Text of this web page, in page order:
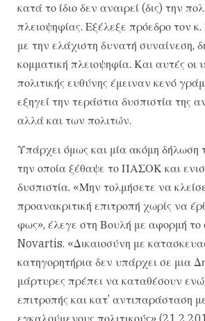
κατά το ίδιο δεν αναιρεί (δις) την
πλειοψηφίας. Εξέλεξε πρόεδρο τον
με την ελάχιστη δυνατή συναίνεση,
κομματική πλειοψηφία. Και αυτές οι
πολιτικής ευθύνης έμειναν κενό
εξηγεί την τεράστια δυσπιστία της
αλλά και των πολιτών.
Υπάρχει όμως και μία ακόμη δήλωση
την οποία ξέθαψε το ΠΑΣΟΚ και
δυσπιστία. «Μην τολμήσετε να
προανακριτική επιτροπή χωρίς να
φως», έλεγε στη Βουλή με αφορμή το
Novartis. «Δικαιοσύνη με
κατηγορητήρια δεν υπάρχει σε μια
μάρτυρες πρέπει να καταθέσουν
επιτροπής και κατ’ αντιπαράσταση
εγκαλούμενους πολιτικούς»